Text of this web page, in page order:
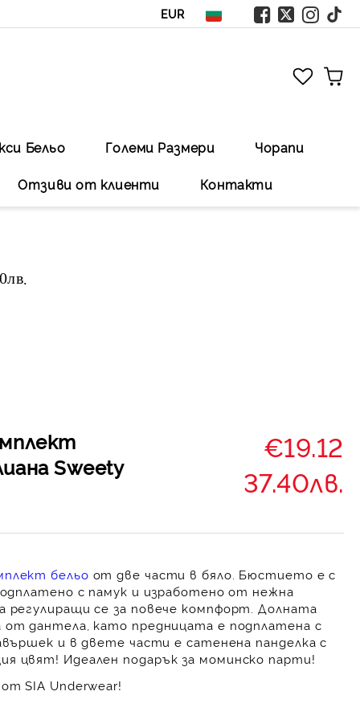
EUR
Бельо Големи Размери Чорапи
Отзиви от клиенти Контакти
.Безплатна доставка със
Sweety
€19.12
37.40лв.
бельо от две части в бяло. Бюстието е с
с памук и изработено от нежна
регулиращи се за повече компфорт. Долната
дантела, като предницата е подплатена с
и в двете части е сатенена панделка с
цвят! Идеален подарък за моминско парти!
SIA Underwear!